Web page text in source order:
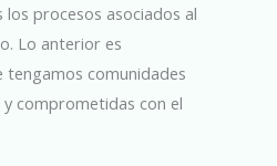
procesos asociados al
Lo anterior es
tengamos comunidades
y comprometidas con el